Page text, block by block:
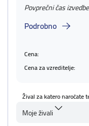
Povprečni čas
Podrobno
Cena:
Cena za vzreditelje:
Žival za katero naročate
Moje živali